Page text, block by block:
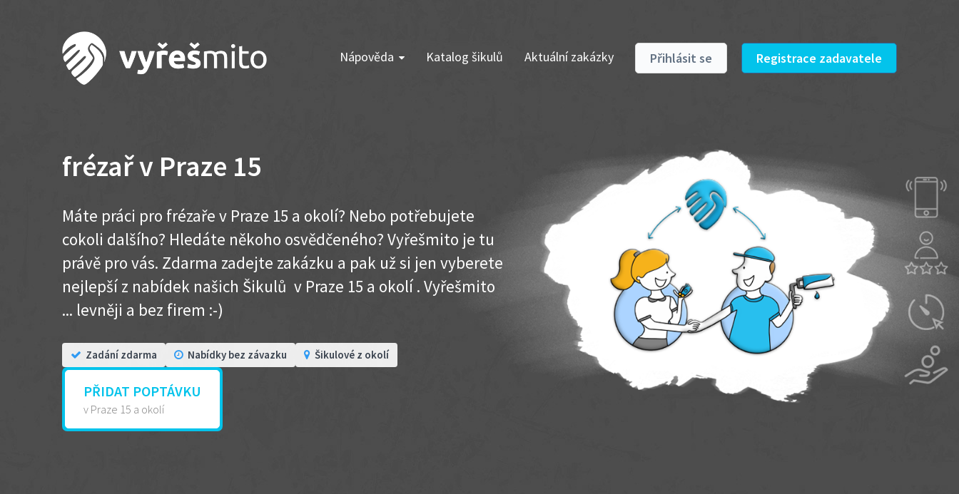
Nápověda Katalog šikulů Aktuální zakázky Přihlásit se Registrace zadavatele
frézař v Praze 15
Máte práci pro frézaře v Praze 15 a okolí? Nebo potřebujete
cokoli dalšího? Hledáte někoho osvědčeného? Vyřešmito je tu
právě pro vás. Zdarma zadejte zakázku a pak už si jen vyberete
nejlepší z nabídek našich Šikulů v Praze 15 a okolí . Vyřešmito
... levněji a bez firem :-)
Zadání zdarma Nabídky bez závazku Šikulové z okolí
PŘIDAT POPTÁVKU
v Praze 15 a okolí